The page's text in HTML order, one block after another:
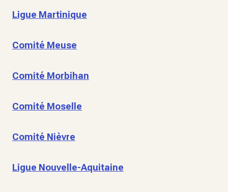
Ligue Martinique
Comité Meuse
Comité Morbihan
Comité Moselle
Comité Nièvre
Ligue Nouvelle-Aquitaine